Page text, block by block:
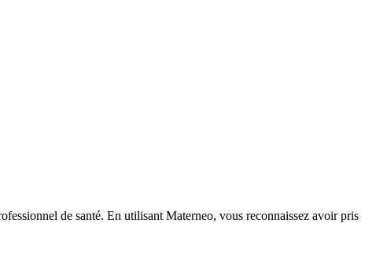
de santé. En utilisant Materneo, vous reconnaissez avoir pris